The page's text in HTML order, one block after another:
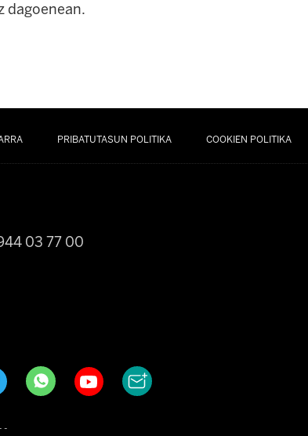
dagoenean.
PRIBATUTASUN POLITIKA COOKIEN POLITIKA
03 77 00